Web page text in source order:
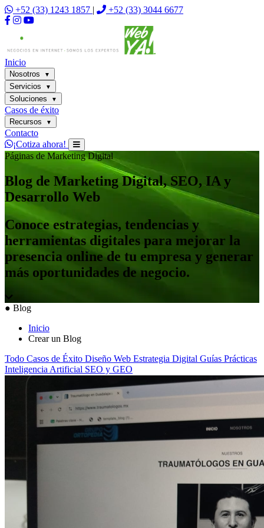
+52 (33) 1243 1857 | +52 (33) 3044 6677
Inicio
Nosotros ▼
Servicios ▼
Soluciones ▼
Casos de éxito
Recursos ▼
Contacto
¡Cotiza ahora!
Páginas de Marketing Digital
Blog de Marketing Digital, SEO, IA y
Desarrollo Web
Conoce estrategias, tendencias y
herramientas digitales para mejorar la
presencia online de tu empresa y generar
más oportunidades de negocio.
● Blog
Inicio
Crear un Blog
Todo Casos de Éxito Diseño Web Estrategia Digital Guías Prácticas
Inteligencia Artificial SEO y GEO